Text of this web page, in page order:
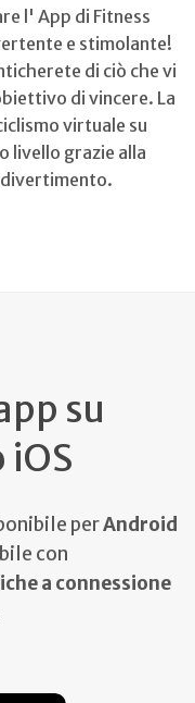
l' App di Fitness
e stimolante!
di ciò che vi
di vincere. La
virtuale su
livello grazie alla
divertimento.
su
perAndroid
con
a connessione